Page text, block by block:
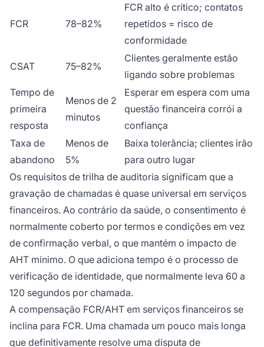
FCR 78–82%
FCR alto é crítico; contatos
repetidos = risco de
conformidade
CSAT 75–82%
Clientes geralmente estão
ligando sobre problemas
Tempo de
primeira
resposta
Menos de 2
minutos
Esperar em espera com uma
questão financeira corrói a
confiança
Taxa de
abandono
Menos de
5%
Baixa tolerância; clientes irão
para outro lugar
Os requisitos de trilha de auditoria significam que a
gravação de chamadas é quase universal em serviços
financeiros. Ao contrário da saúde, o consentimento é
normalmente coberto por termos e condições em vez
de confirmação verbal, o que mantém o impacto de
AHT mínimo. O que adiciona tempo é o processo de
verificação de identidade, que normalmente leva 60 a
120 segundos por chamada.
A compensação FCR/AHT em serviços financeiros se
inclina para FCR. Uma chamada um pouco mais longa
que definitivamente resolve uma disputa de